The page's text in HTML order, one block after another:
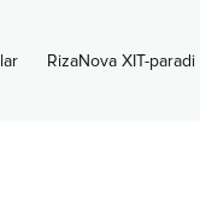
RizaNova XIT-paradi